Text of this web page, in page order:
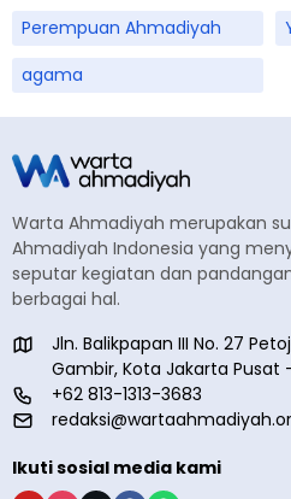
Perempuan Ahmadiyah
agama
Warta Ahmadiyah merupakan
Ahmadiyah Indonesia yang
seputar kegiatan dan
berbagai hal.
Jln. Balikpapan III No. 27
Gambir, Kota Jakarta Pusat
+62 813-1313-3683
Ikuti sosial media kami